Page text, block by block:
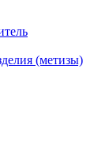
(метизы)